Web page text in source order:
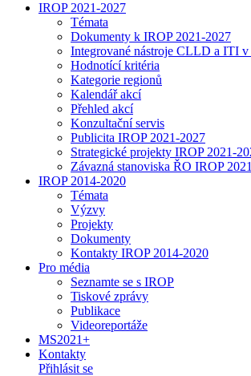
IROP 2021-2027
Témata
Dokumenty k IROP 2021-2027
Integrované nástroje CLLD a ITI
Hodnotící kritéria
Kategorie regionů
Kalendář akcí
Přehled akcí
Konzultační servis
Publicita IROP 2021-2027
Strategické projekty IROP 2021-
Závazná stanoviska ŘO IROP
IROP 2014-2020
Témata
Výzvy
Projekty
Dokumenty
Kontakty IROP 2014-2020
Pro média
Seznamte se s IROP
Tiskové zprávy
Publikace
Videoreportáže
MS2021+
Kontakty
Přihlásit se